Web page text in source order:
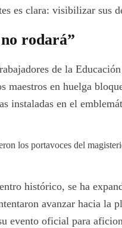
es clara: visibilizar sus
rodará”
de la
en huelga
instaladas en el
los portavoces del
histórico, se ha
avanzar hacia la
evento oficial para